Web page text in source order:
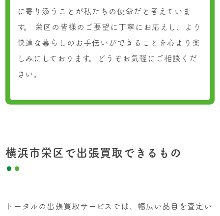
に寄り添うことが私たちの使命だと考えていま
す。 栄区の皆様のご要望に丁寧にお応えし、より
快適な暮らしのお手伝いができることを心より楽
しみにしております。どうぞお気軽にご相談くだ
さい。
横浜市栄区で出張買取できるもの
トータルの出張買取サービスでは、幅広い品目を査定い